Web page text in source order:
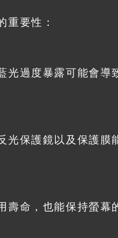
要性：
過度暴露可能會導
保護鏡以及保護膜
命，也能保持螢幕